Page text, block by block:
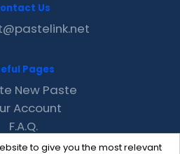
to give you the most relevant
Us
Pages
New Paste
Account
F.A.Q.
Recent